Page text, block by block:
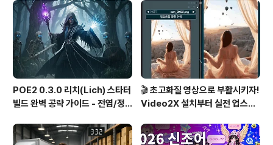
지 않으면 엄마와 아기 모두에게 위험이 될 수 있다는 거예
요.왜 발생하나요?임신성 당뇨의 발생 원인은 다음과 같아
요:호르몬 변화: 임신 중 태반에서 분..
POE2 0.3.0 리치(Lich) 스타터
빌드 완벽 공략 가이드 - 전염/정
🎬 초고화질 영상으로 부활시키자!
Video2X 설치부터 실전 업스케